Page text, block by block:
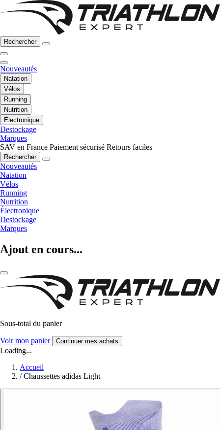
Rechercher
Nouveautés
Natation
Vélos
Running
Nutrition
Électronique
Destockage
Marques
SAV en France Paiement sécurisé Retours faciles
Rechercher
Nouveautés
Natation
Vélos
Running
Nutrition
Électronique
Destockage
Marques
Ajout en cours...
Sous-total du panier
Voir mon panier Continuer mes achats
Loading...
Accueil
/ Chaussettes adidas Light